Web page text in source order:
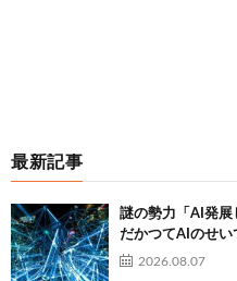
最新記事
謎の勢力「AI発
だかつてAIのせい
2026.08.07